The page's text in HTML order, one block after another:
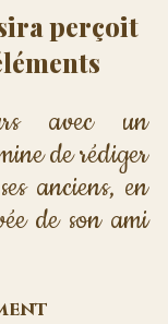
perçoit
avec un
de rédiger
anciens, en
de son ami